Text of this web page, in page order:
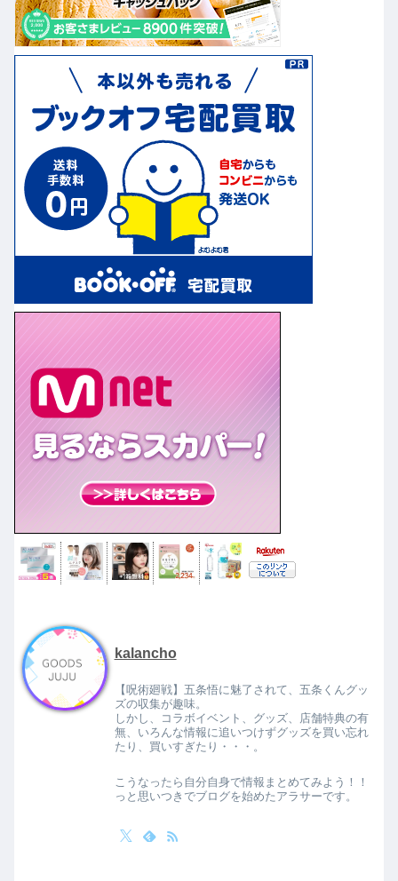
kalancho
【呪術廻戦】五条悟に魅了されて、五条くんグッ
ズの収集が趣味。
しかし、コラボイベント、グッズ、店舗特典の有
無、いろんな情報に追いつけずグッズを買い忘れ
たり、買いすぎたり・・・。
こうなったら自分自身で情報まとめてみよう！！
っと思いつきでブログを始めたアラサーです。